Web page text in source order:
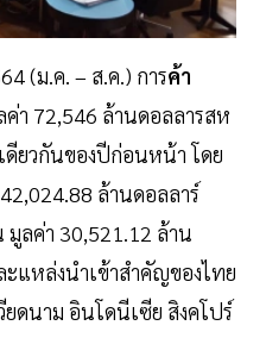
(ม.ค. – ส.ค.) การค้า
ค่า 72,546 ล้านดอลลารสห
ดียวกันของปีก่อนหน้า โดย
ล้านดอลลาร์
มูลค่า 30,521.12 ล้าน
แหล่งนำเข้าสำคัญของไทย
ยดนาม อินโดนีเซีย สิงคโปร์